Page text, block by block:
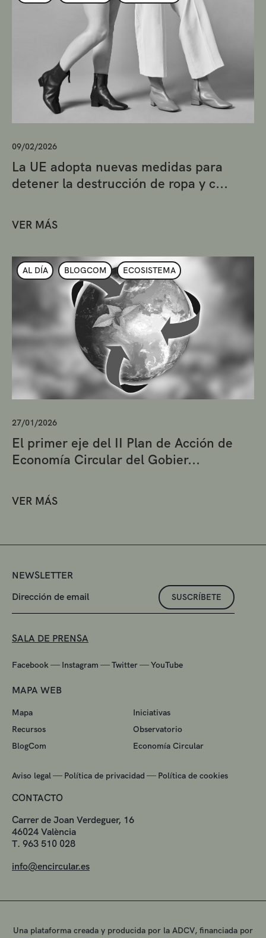
09/02/2026
La UE adopta nuevas medidas para
detener la destrucción de ropa y c...
VER MÁS
AL DÍA BLOGCOM ECOSISTEMA
27/01/2026
El primer eje del II Plan de Acción de
Economía Circular del Gobier...
VER MÁS
NEWSLETTER
SUSCRÍBETE
SALA DE PRENSA
Facebook — Instagram —Twitter—YouTube
MAPA WEB
Mapa
Iniciativas
Recursos
Observatorio
BlogCom
Economía Circular
Aviso legal — Política de privacidad — Política de cookies
CONTACTO
Carrer de Joan Verdeguer, 16
46024 València
T. 963 510 028
info@encircular.es
Una plataforma creada y producida por la ADCV, financiada por